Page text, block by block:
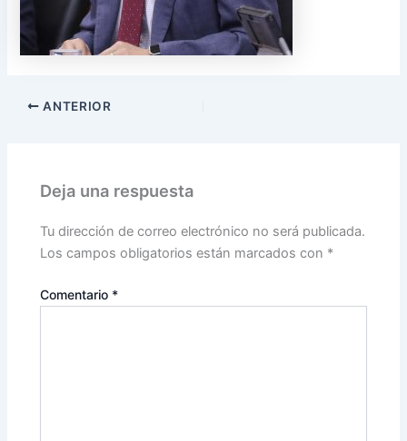
ANTERIOR
Deja una respuesta
Tu dirección de correo electrónico no será publicada.
Los campos obligatorios están marcados con *
Comentario *